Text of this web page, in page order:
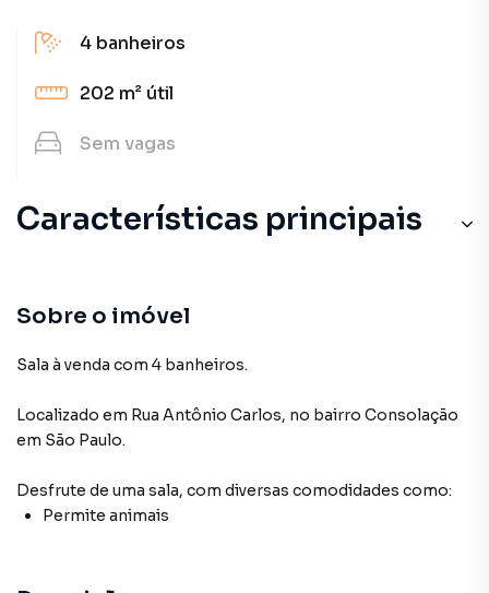
4 banheiros
202 m² útil
Sem vagas
Características principais
Sobre o imóvel
Sala à venda com 4 banheiros.
Localizado em Rua Antônio Carlos, no bairro Consolação
em São Paulo.
Desfrute de uma sala, com diversas comodidades como:
Permite animais